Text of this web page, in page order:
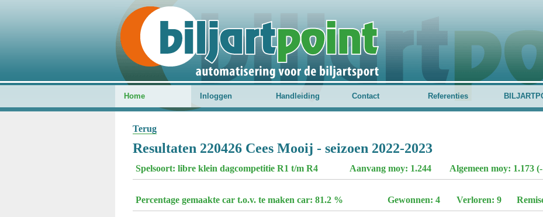
Home Inloggen Handleiding Contact Referenties
Terug
Resultaten 220426 Cees Mooij - seizoen 2022-2023
Spelsoort: libre klein dagcompetitie R1 t/m R4 Aanvang moy: 1.244 Algemeen moy: 1.173
Percentage gemaakte car t.o.v. te maken car: 81.2 % Gewonnen: 4 Verloren: 9